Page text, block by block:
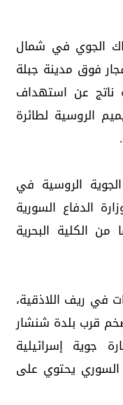
الجوي في شمال
فوق مدينة جبلة
ناتج عن استهداف
الروسية لطائرة
الروسية في
الدفاع السورية
من الكلية البحرية
في ريف اللاذقية،
قرب بلدة شنشار
جوية إسرائيلية
يحتوي على